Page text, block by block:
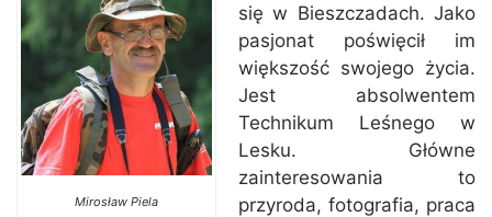
Mirosław Piela
się w Bieszczadach. Jako
pasjonat poświęcił im
większość swojego życia.
Jest absolwentem
Technikum Leśnego w
Lesku. Główne
zainteresowania to
przyroda, fotografia, praca